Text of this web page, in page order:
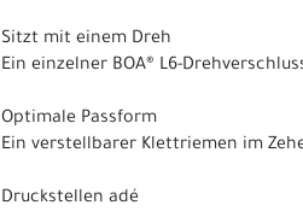
Sitzt mit einem Dreh
Ein einzelner BOA® L6-
Optimale Passform
Ein verstellbarer Klettriemen im
Druckstellen adé